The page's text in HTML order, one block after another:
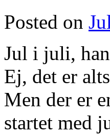
Posted on
Jul i juli,
Ej, det er
Men der er
startet med